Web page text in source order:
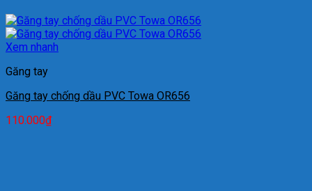
Xem nhanh
Găng tay
Găng tay chống dầu PVC Towa OR656
110.000₫